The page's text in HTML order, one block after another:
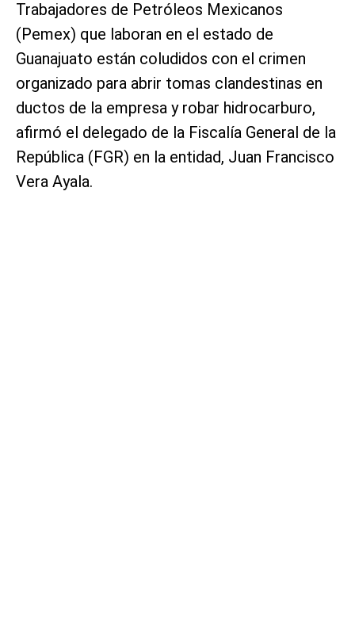
Trabajadores de Petróleos Mexicanos
(Pemex) que laboran en el estado de
Guanajuato están coludidos con el crimen
organizado para abrir tomas clandestinas en
ductos de la empresa y robar hidrocarburo,
afirmó el delegado de la Fiscalía General de la
República (FGR) en la entidad, Juan Francisco
Vera Ayala.